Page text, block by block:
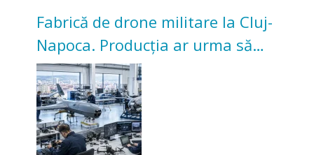
Fabrică de drone militare la Cluj-
Napoca. Producția ar urma să
înceapă în toamna acestui an